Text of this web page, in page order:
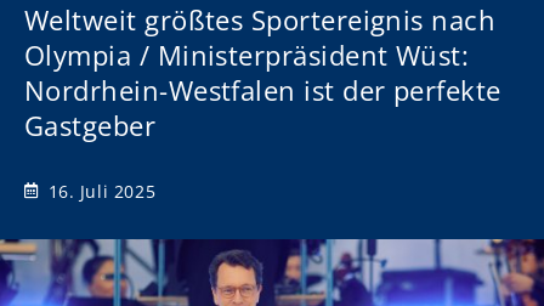
Weltweit größtes Sportereignis nach
Olympia / Ministerpräsident Wüst:
Nordrhein-Westfalen ist der perfekte
Gastgeber
16. Juli 2025